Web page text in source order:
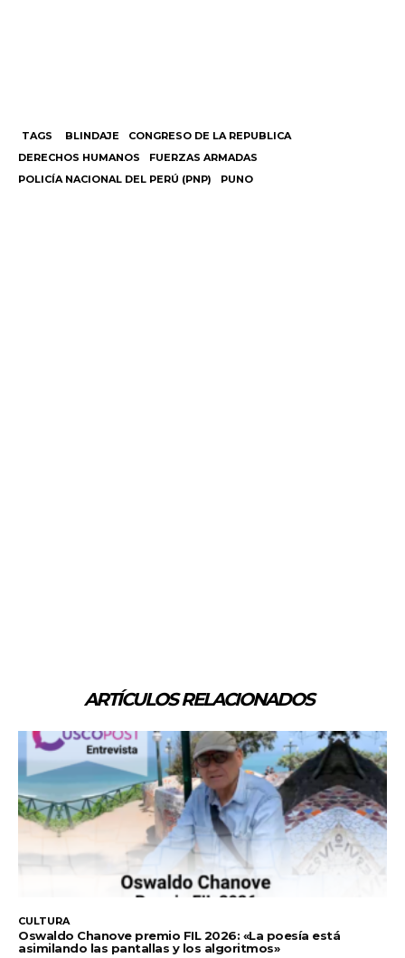
TAGS BLINDAJE
CONGRESO DE LA REPUBLICA
DERECHOS HUMANOS
FUERZAS ARMADAS
POLICÍA NACIONAL DEL PERÚ (PNP)
PUNO
ARTÍCULOS RELACIONADOS
CULTURA
Oswaldo Chanove premio FIL 2026: «La poesía está
asimilando las pantallas y los algoritmos»